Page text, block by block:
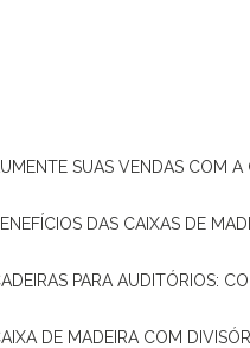
AUMENTE SUAS VENDAS COM
BENEFÍCIOS DAS CAIXAS DE
CADEIRAS PARA AUDITÓRIOS:
CAIXA DE MADEIRA COM